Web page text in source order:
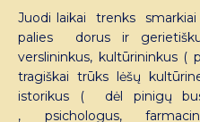
Juodi laikai trenks smarkiai
palies dorus ir
verslininkus, kultūrininkus (
tragiškai trūks lėšų
istorikus ( dėl pinigų
, psichologus,